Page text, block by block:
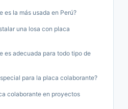
es la más usada en Perú?
una losa con placa
es adecuada para todo tipo de
para la placa colaborante?
colaborante en proyectos